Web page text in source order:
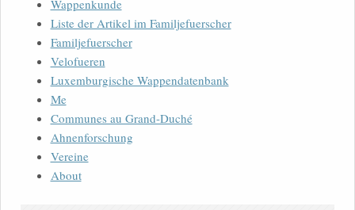
Wappenkunde
Liste der Artikel im Familjefuerscher
Familjefuerscher
Velofueren
Luxemburgische Wappendatenbank
Me
Communes au Grand-Duché
Ahnenforschung
Vereine
About